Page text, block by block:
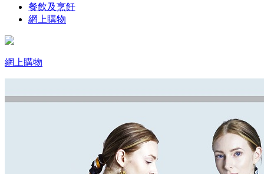
餐飲及烹飪
網上購物
網上購物